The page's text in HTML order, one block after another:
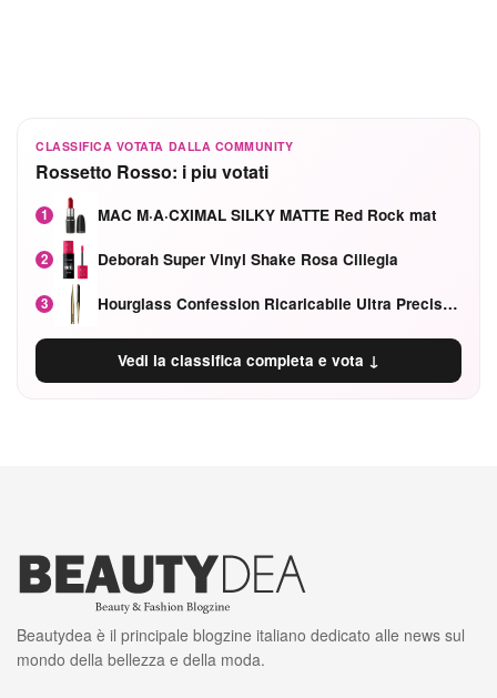
CLASSIFICA VOTATA DALLA COMMUNITY
Rossetto Rosso: i piu votati
1 MAC M·A·CXIMAL SILKY MATTE Red Rock mat
2 Deborah Super Vinyl Shake Rosa Ciliegia
3 Hourglass Confession Ricaricabile Ultra Preciso Ad Alta Intensità Secretly Classic Red
Vedi la classifica completa e vota ↓
Beautydea è il principale blogzine italiano dedicato alle news sul
mondo della bellezza e della moda.